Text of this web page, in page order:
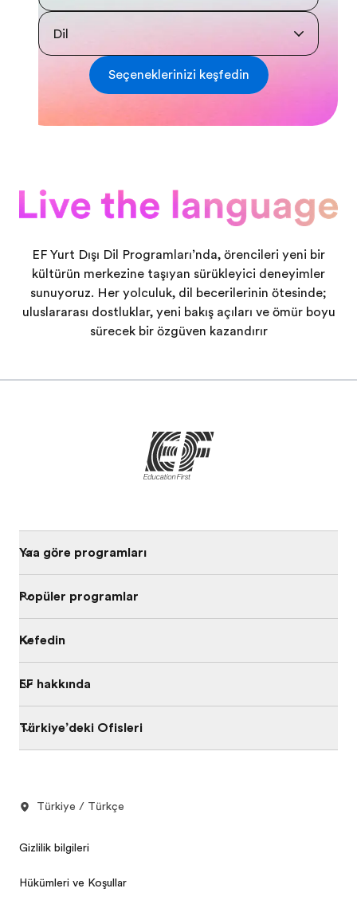
Dil
Seçeneklerinizi keşfedin
EF Yurt Dışı Dil Programları’nda, öğrencileri yeni bir
kültürün merkezine taşıyan sürükleyici deneyimler
sunuyoruz. Her yolculuk, dil becerilerinin ötesinde;
uluslararası dostluklar, yeni bakış açıları ve ömür boyu
sürecek bir özgüven kazandırır
Yaşa göre programları
Popüler programlar
Keşfedin
EF hakkında
Türkiye’deki Ofisleri
Türkiye / Türkçe
Gizlilik bilgileri
Hükümleri ve Koşulları